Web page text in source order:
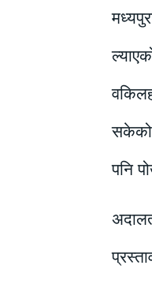
सकेको
पनि